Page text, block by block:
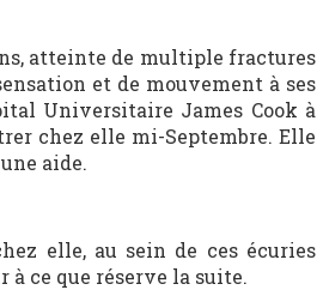
atteinte de multiple fractures
et de mouvement à ses
Universitaire James Cook à
chez elle mi-Septembre. Elle
aide.
elle, au sein de ces écuries
à ce que réserve la suite.